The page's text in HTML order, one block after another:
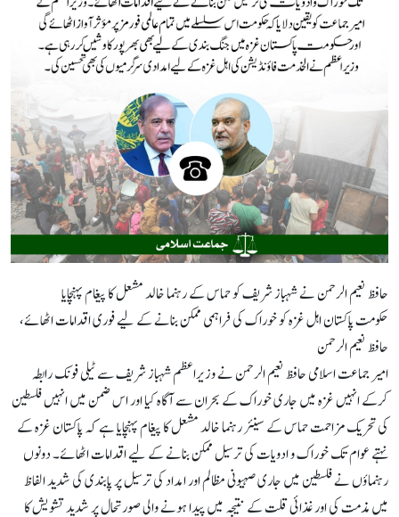
حافظ نعیم الرحمن نے شہباز شریف کو حماس کے رہنما خالد مشعل کا پیغام پہنچایا
حکومت پاکستان اہل غزہ کو خوراک کی فراہمی ممکن بنانے کے لیے فوری اقدامات اٹھائے،
حافظ نعیم الرحمن
امیر جماعت اسلامی حافظ نعیم الرحمن نے وزیراعظم شہباز شریف سے ٹیلی فونک رابطہ
کرکے انہیں غزہ میں جاری خوراک کے بحران سے آگاہ کیا اور اس ضمن میں انہیں فلسطین
کی تحریک مزاحمت حماس کے سینئر رہنما خالد مشعل کا پیغام پہنچایا ہے کہ پاکستان غزہ کے
نہتے عوام تک خوراک و ادویات کی ترسیل ممکن بنانے کے لیے اقدامات اٹھائے۔ دونوں
رہنماؤں نے فلسطین میں جاری صہیونی مظالم اور امداد کی ترسیل پر پابندی کی شدید الفاظ
میں مذمت کی اور غذائی قلت کے نتیجہ میں پیدا ہونے والی صورتحال پر شدید تشویش کا